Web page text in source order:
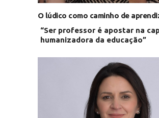
O lúdico como caminho de
“Ser professor é apostar na
humanizadora da educação”